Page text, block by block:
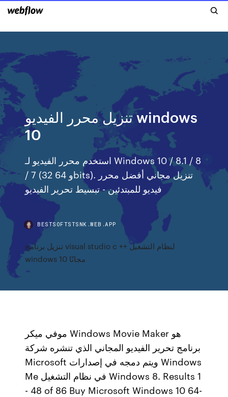
تنزيل محرر الفيديو windows
10
استخدم محرر الفيديو لـ Windows 10 / 8.1 / 8
/ 7 (32 و 64bits). تنزيل مجاني أفضل محرر
فيديو للمبتدئين - تبسيط تحرير الفيديو
BESTSOFTSTSNK.WEB.APP
تنزيل برنامج visual studio c ++ لنظام التشغيل
windows 10 مجانًا
موفي ميكر Windows Movie Maker هو
برنامج تحرير الفيديو المجاني الذي تنشره شركة
Microsoft ويتم دمجه في إصدارات Windows
Me في نظام التشغيل Windows 8. Results 1
- 48 of 86 Buy Microsoft Windows 10 64-